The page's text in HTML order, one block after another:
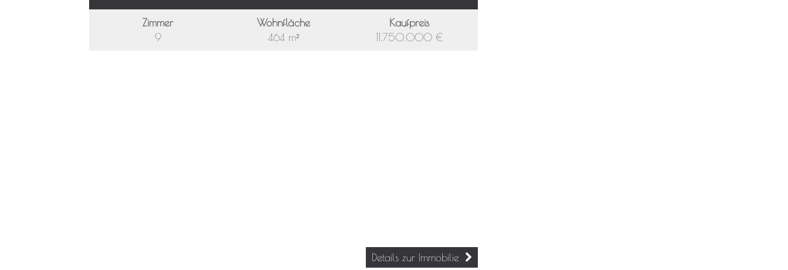
Zimmer
9
Wohnfläche
464 m²
Kaufpreis
11.750.000 €
Details zur Immobilie